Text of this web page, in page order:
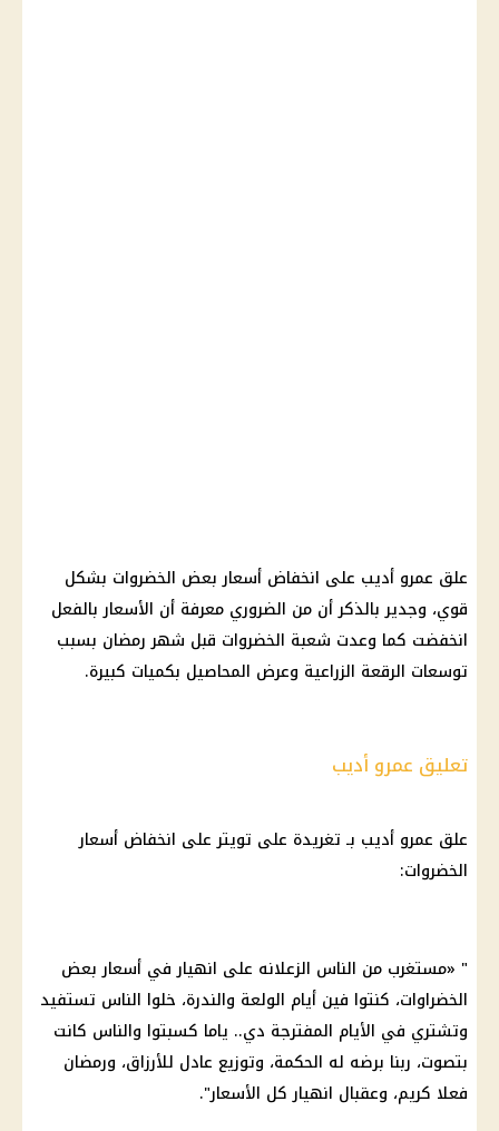
علق عمرو أديب على انخفاض أسعار بعض الخضروات بشكل
قوي، وجدير بالذكر أن من الضروري معرفة أن الأسعار بالفعل
انخفضت كما وعدت شعبة الخضروات قبل شهر رمضان بسبب
توسعات الرقعة الزراعية وعرض المحاصيل بكميات كبيرة.
تعليق عمرو أديب
علق عمرو أديب بـ تغريدة على تويتر على انخفاض أسعار
الخضروات:
" «مستغرب من الناس الزعلانه على انهيار في أسعار بعض
الخضراوات، كنتوا فين أيام الولعة والندرة، خلوا الناس تستفيد
وتشتري في الأيام المفترجة دي.. ياما كسبتوا والناس كانت
بتصوت، ربنا برضه له الحكمة، وتوزيع عادل للأرزاق، ورمضان
فعلا كريم، وعقبال انهيار كل الأسعار".